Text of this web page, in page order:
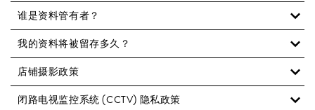
谁是资料管有者？
我的资料将被留存多久？
店铺摄影政策
闭路电视监控系统 (CCTV) 隐私政策